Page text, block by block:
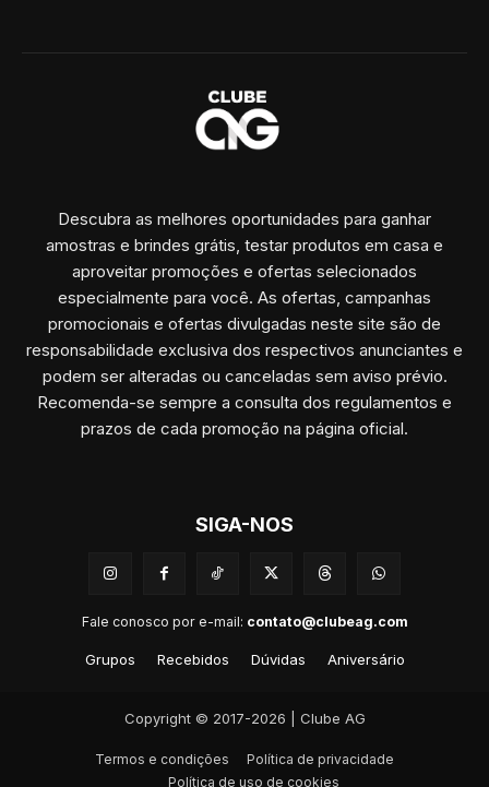
Descubra as melhores oportunidades para ganhar
amostras e brindes grátis, testar produtos em casa e
aproveitar promoções e ofertas selecionados
especialmente para você. As ofertas, campanhas
promocionais e ofertas divulgadas neste site são de
responsabilidade exclusiva dos respectivos anunciantes e
podem ser alteradas ou canceladas sem aviso prévio.
Recomenda-se sempre a consulta dos regulamentos e
prazos de cada promoção na página oficial.
SIGA-NOS
Fale conosco por e-mail: contato@clubeag.com
Grupos Recebidos Dúvidas Aniversário
Copyright © 2017-2026 | Clube AG
Termos e condições
Política de privacidade
Política de uso de cookies